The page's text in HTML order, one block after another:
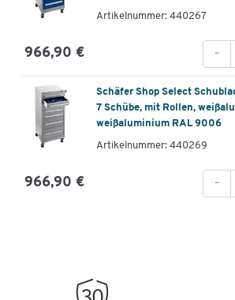
Artikelnummer: 440267
966,90 € -
Schäfer Shop Select
7 Schübe, mit Rollen,
weißaluminium RAL 9006
Artikelnummer: 440269
966,90 € -